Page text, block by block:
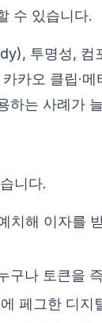
수 있습니다.
투명성, 컴
카오 클립·
하는 사례가
니다.
치해 이자를
구나 토큰을
페그한 디지